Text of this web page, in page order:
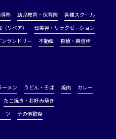
塾 幼児教育・保育園
各種スクール
リペア）
理美容・リラクゼーション
ンランドリー 不動産
探偵・興信所
ーメン うどん・そば 焼肉
カレー
たこ焼き・お好み焼き
ツ その他飲食